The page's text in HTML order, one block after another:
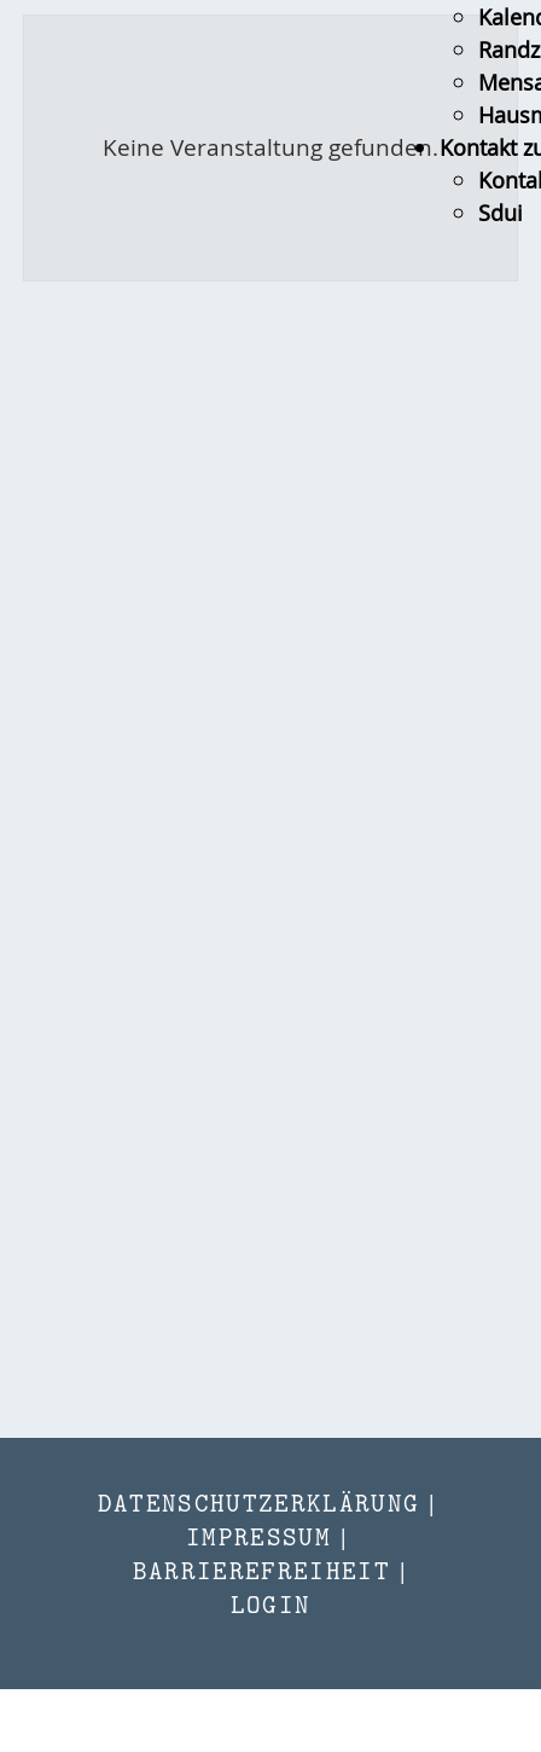
Kontakt
Sdui
Keine Veranstaltung gefunden.
DATENSCHUTZERKLÄRUNG |
IMPRESSUM |
BARRIEREFREIHEIT |
LOGIN